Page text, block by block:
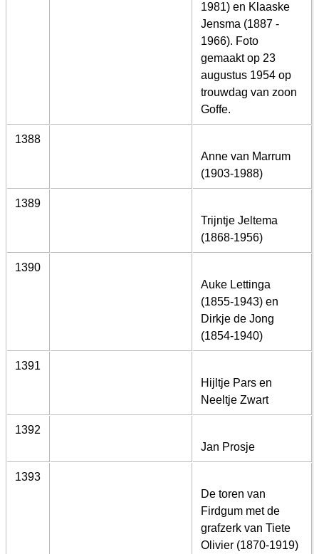
1981) en Klaaske
Jensma (1887 -
1966). Foto
gemaakt op 23
augustus 1954 op
trouwdag van zoon
Goffe.
1388
Anne van Marrum
(1903-1988)
1389
Trijntje Jeltema
(1868-1956)
1390
Auke Lettinga
(1855-1943) en
Dirkje de Jong
(1854-1940)
1391
Hijltje Pars en
Neeltje Zwart
1392
Jan Prosje
1393
De toren van
Firdgum met de
grafzerk van Tiete
Olivier (1870-1919)